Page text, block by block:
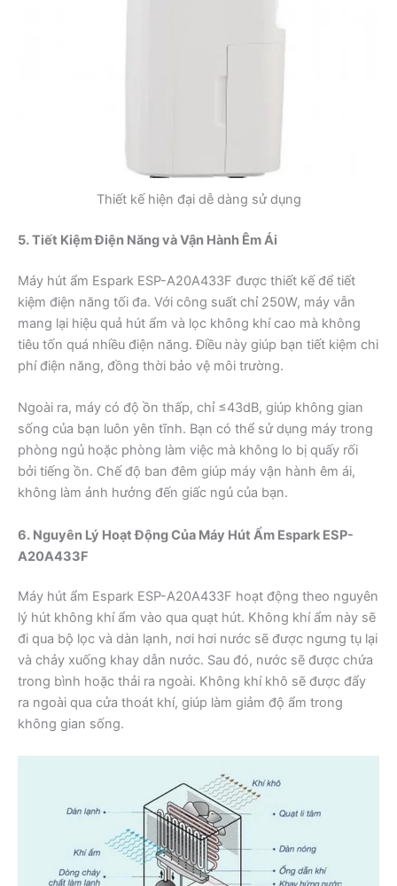
Thiết kế hiện đại dễ dàng sử dụng
5. Tiết Kiệm Điện Năng và Vận Hành Êm Ái
Máy hút ẩm Espark ESP-A20A433F được thiết kế để tiết
kiệm điện năng tối đa. Với công suất chỉ 250W, máy vẫn
mang lại hiệu quả hút ẩm và lọc không khí cao mà không
tiêu tốn quá nhiều điện năng. Điều này giúp bạn tiết kiệm chi
phí điện năng, đồng thời bảo vệ môi trường.
Ngoài ra, máy có độ ồn thấp, chỉ ≤43dB, giúp không gian
sống của bạn luôn yên tĩnh. Bạn có thể sử dụng máy trong
phòng ngủ hoặc phòng làm việc mà không lo bị quấy rối
bởi tiếng ồn. Chế độ ban đêm giúp máy vận hành êm ái,
không làm ảnh hưởng đến giấc ngủ của bạn.
6. Nguyên Lý Hoạt Động Của Máy Hút Ẩm Espark ESP-
A20A433F
Máy hút ẩm Espark ESP-A20A433F hoạt động theo nguyên
lý hút không khí ẩm vào qua quạt hút. Không khí ẩm này sẽ
đi qua bộ lọc và dàn lạnh, nơi hơi nước sẽ được ngưng tụ lại
và chảy xuống khay dẫn nước. Sau đó, nước sẽ được chứa
trong bình hoặc thải ra ngoài. Không khí khô sẽ được đẩy
ra ngoài qua cửa thoát khí, giúp làm giảm độ ẩm trong
không gian sống.